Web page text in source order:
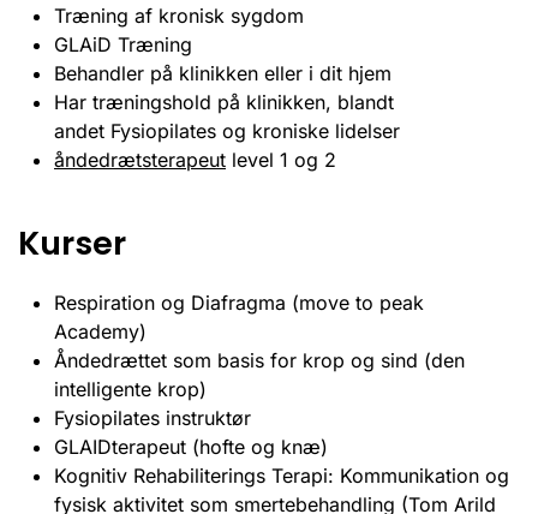
Træning af kronisk sygdom
GLAiD Træning
Behandler på klinikken eller i dit hjem
Har træningshold på klinikken, blandt
andet Fysiopilates og kroniske lidelser
åndedrætsterapeut level 1 og 2
Kurser
Respiration og Diafragma (move to peak
Academy)
Åndedrættet som basis for krop og sind (den
intelligente krop)
Fysiopilates instruktør
GLAIDterapeut (hofte og knæ)
Kognitiv Rehabiliterings Terapi: Kommunikation og
fysisk aktivitet som smertebehandling (Tom Arild